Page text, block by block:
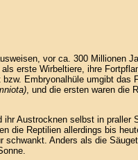
vor ca. 300 Millionen
erste Wirbeltiere, ihre
Embryonalhüle umgibt das
, und die ersten waren die
Austrocknen selbst in praller
die Reptilien allerdings bis
schwankt. Anders als die